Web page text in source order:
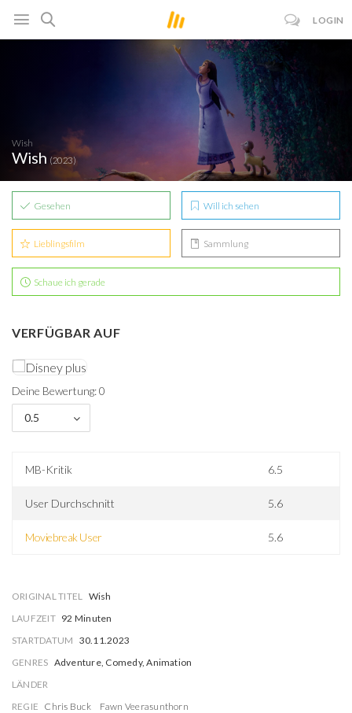
LOGIN
Wish
Wish (2023)
Gesehen Will ich sehen
Lieblingsfilm Sammlung
Schaue ich gerade
VERFÜGBAR AUF
Deine Bewertung: 0
0.5
MB-Kritik 6.5
User Durchschnitt 5.6
Moviebreak User 5.6
ORIGINAL TITEL Wish
LAUFZEIT 92 Minuten
STARTDATUM 30.11.2023
GENRES Adventure, Comedy, Animation
LÄNDER
REGIE Chris Buck
Fawn Veerasunthorn